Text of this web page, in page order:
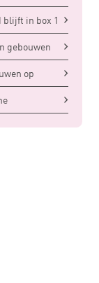
blijft in box 1
gebouwen
op